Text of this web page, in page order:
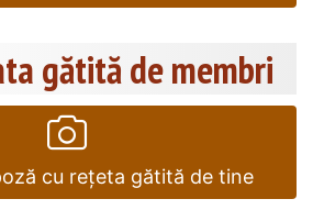
gătită de membri
cu rețeta gătită de tine